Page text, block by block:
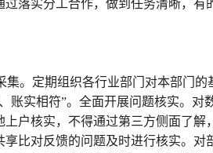
落实分工合作，做到任务清晰，有
集。定期组织各行业部门对本部门
账实相符”。全面开展问题核实。
户核实，不得通过第三方侧面了
比对反馈的问题及时进行核实。